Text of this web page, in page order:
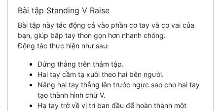
Bài tập Standing V Raise
Bài tập này tác động cả vào phần cơ tay và cơ vai của
bạn, giúp bắp tay thon gọn hơn nhanh chóng.
Động tác thực hiện như sau:
Đứng thẳng trên thảm tập.
Hai tay cầm tạ xuôi theo hai bên người.
Nâng hai tay thẳng lên trước ngực sao cho hai tay
tạo thành hình chữ V.
Hạ tay trở về vị trí ban đầu để hoàn thành một